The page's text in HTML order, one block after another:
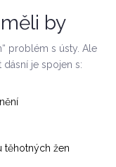
by
problém s ústy. Ale
je spojen s:
těhotných žen